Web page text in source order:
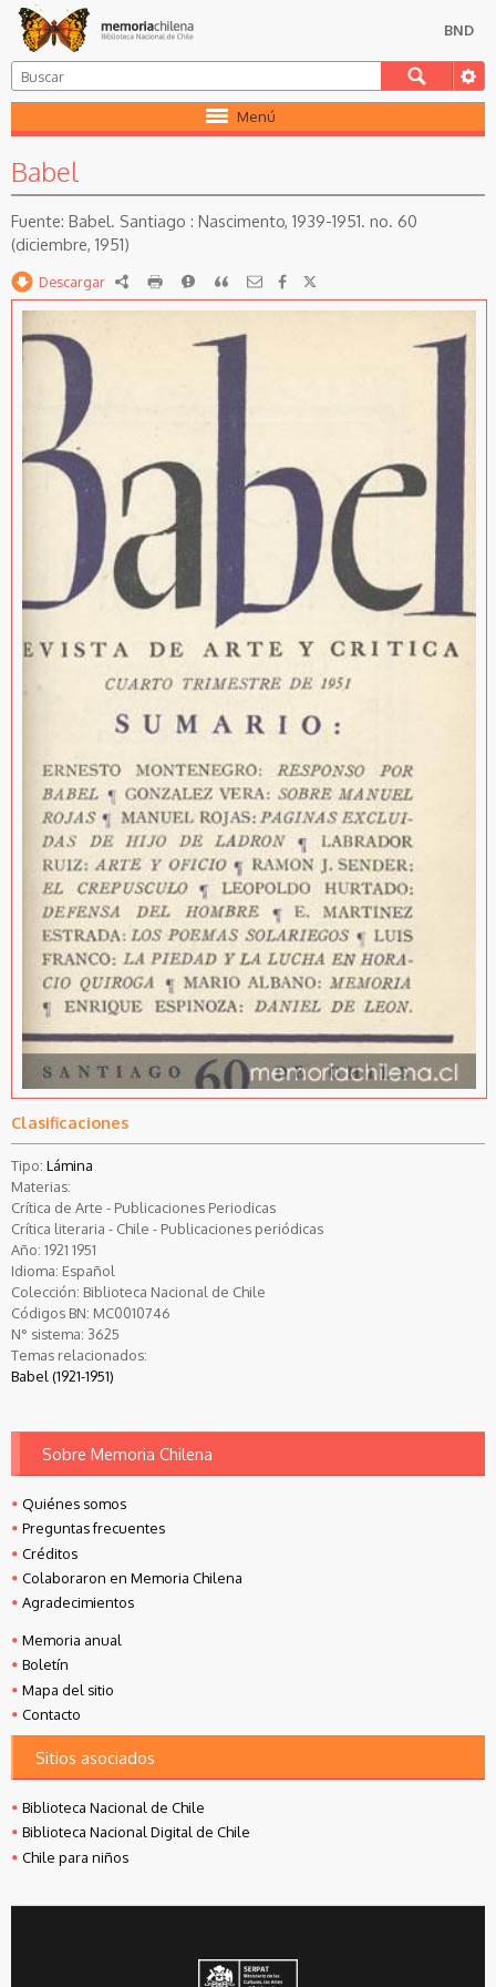
BND
Menú
Babel
Babel. Santiago : Nascimento, 1939-1951. no. 60
(diciembre, 1951)
Descargar RDF imprimirReportarCitar
Clasificaciones
Tipo: Lámina
Materias:
Crítica de Arte - Publicaciones Periodicas
Crítica literaria - Chile - Publicaciones periódicas
Año: 1921 1951
Idioma: Español
Colección: Biblioteca Nacional de Chile
Códigos BN: MC0010746
N° sistema: 3625
Temas relacionados:
Babel (1921-1951)
Sobre Memoria Chilena
Quiénes somos
Preguntas frecuentes
Créditos
Colaboraron en Memoria Chilena
Agradecimientos
Memoria anual
Boletín
Mapa del sitio
Contacto
Sitios asociados
Biblioteca Nacional de Chile
Biblioteca Nacional Digital de Chile
Chile para niños